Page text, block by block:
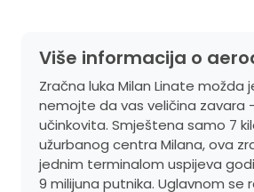
Više informacija o
Zračna luka Milan Linate možda
nemojte da vas veličina zavara
učinkovita. Smještena samo 7
užurbanog centra Milana, ova
jednim terminalom uspijeva
9 milijuna putnika. Uglavnom se